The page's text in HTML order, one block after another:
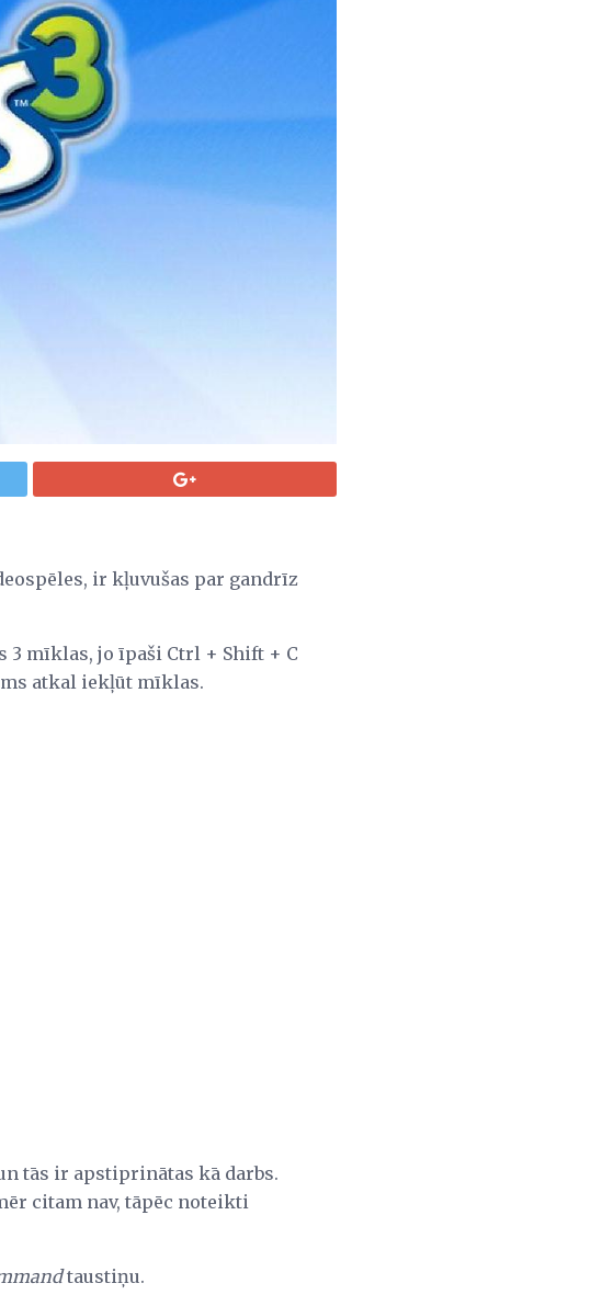
ir kļuvušas par gandrīz
3 mīklas, jo īpaši Ctrl + Shift + C
atkal iekļūt mīklas.
tās ir apstiprinātas kā darbs.
citam nav, tāpēc noteikti
taustiņu.